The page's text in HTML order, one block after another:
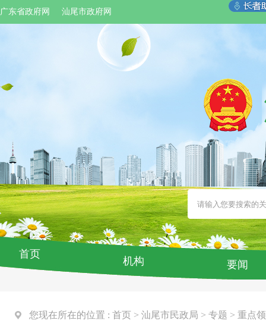
广东省政府网 汕尾市政府网
首页
机构 要闻
您现在所在的位置 : 首页 > 汕尾市民政局 > 专题 > 重点